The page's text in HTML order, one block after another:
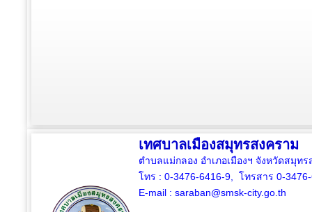
เทศบาลเมืองสมุทรสงคราม
ตำบลแม่กลอง อำเภอเมืองฯ จังหวัดสมุท
โทร : 0-3476-6416-9, โทรสาร 0-
E-mail : saraban@smsk-city.go.th